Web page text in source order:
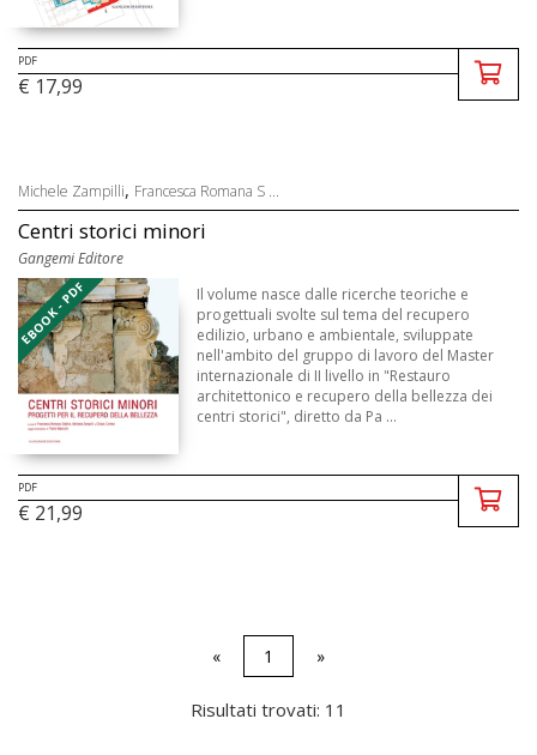
PDF
€ 17,99
Michele Zampilli, Francesca Romana S ...
Centri storici minori
Gangemi Editore
EBOOK - PDF
Il volume nasce dalle ricerche teoriche e
progettuali svolte sul tema del recupero
edilizio, urbano e ambientale, sviluppate
nell'ambito del gruppo di lavoro del Master
internazionale di II livello in "Restauro
architettonico e recupero della bellezza dei
centri storici", diretto da Pa ...
PDF
€ 21,99
« 1 »
Risultati trovati: 11